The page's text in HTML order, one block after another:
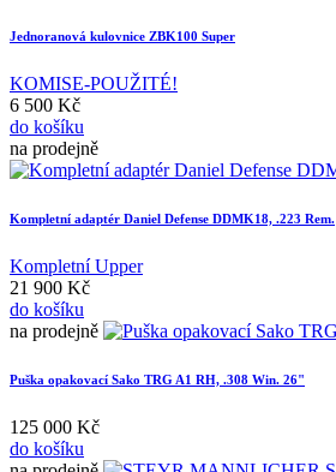
Jednoranová kulovnice ZBK100 Super
KOMISE-POUŽITÉ!
6 500 Kč
do košíku
na prodejně
Kompletní adaptér Daniel Defense DDMK18, .223 Rem.
Kompletní Upper
21 900 Kč
do košíku
na prodejně
Puška opakovací Sako TRG A1 RH, .308 Win. 26"
125 000 Kč
do košíku